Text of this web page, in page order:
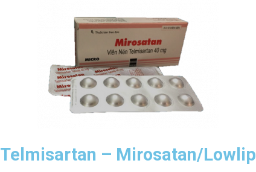
Telmisartan – Mirosatan/Lowlip